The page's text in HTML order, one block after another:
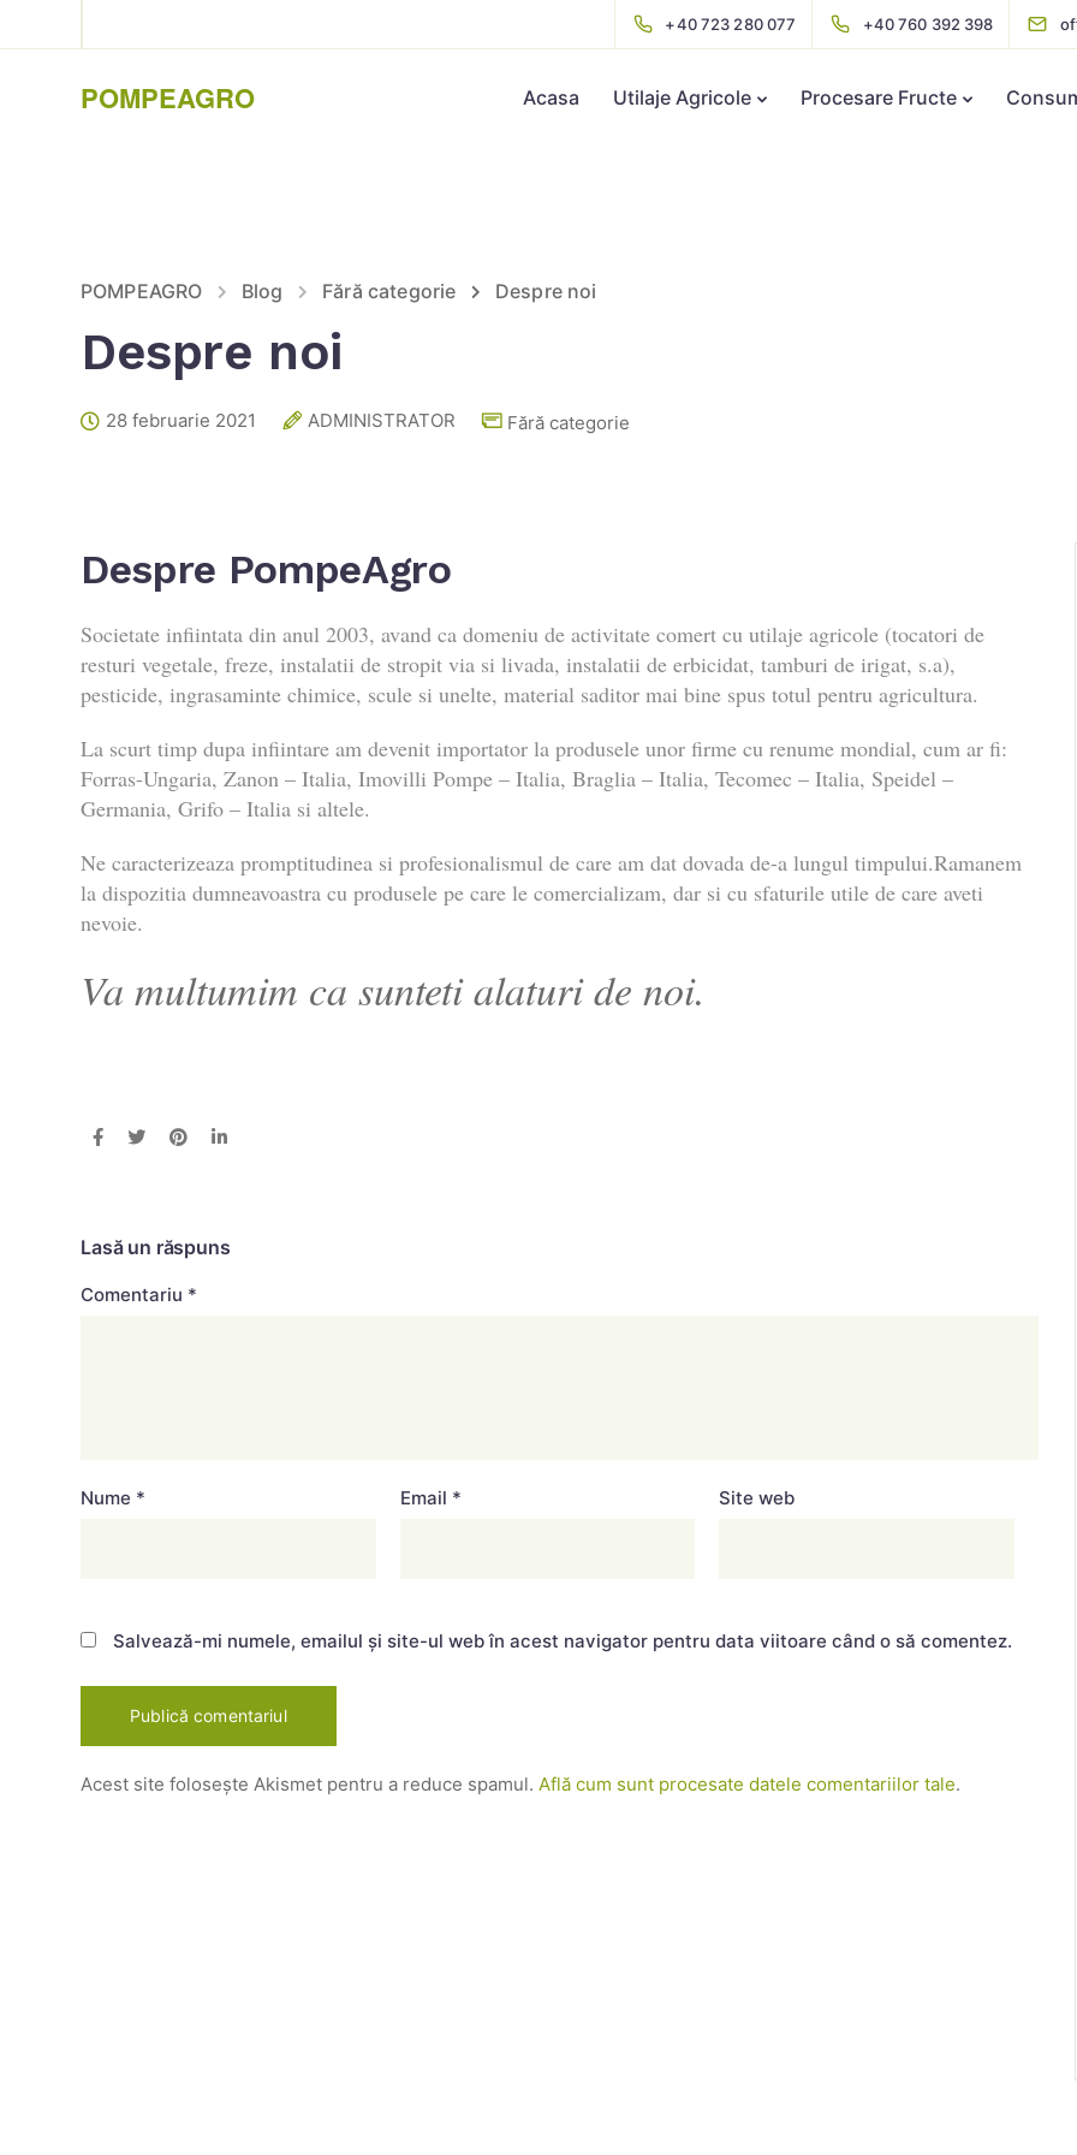
+40 723 280 077 +40 760 392 398
POMPEAGRO Acasa Utilaje Agricole Procesare Fructe
POMPEAGRO Blog Fără categorie Despre noi
Despre noi
28 februarie 2021 ADMINISTRATOR Fără categorie
Despre PompeAgro
Societate infiintata din anul 2003, avand ca domeniu de activitate comert cu utilaje agricole (tocatori de
resturi vegetale, freze, instalatii de stropit via si livada, instalatii de erbicidat, tamburi de irigat, s.a),
pesticide, ingrasaminte chimice, scule si unelte, material saditor mai bine spus totul pentru agricultura.
La scurt timp dupa infiintare am devenit importator la produsele unor firme cu renume mondial, cum ar fi:
Forras-Ungaria, Zanon – Italia, Imovilli Pompe – Italia, Braglia – Italia, Tecomec – Italia, Speidel –
Germania, Grifo – Italia si altele.
Ne caracterizeaza promptitudinea si profesionalismul de care am dat dovada de-a lungul timpului.Ramanem
la dispozitia dumneavoastra cu produsele pe care le comercializam, dar si cu sfaturile utile de care aveti
nevoie.
Va multumim ca sunteti alaturi de noi.
Lasă un răspuns
Comentariu *
Nume * Email * Site web
Salvează-mi numele, emailul și site-ul web în acest navigator pentru data viitoare când o să comentez.
Acest site folosește Akismet pentru a reduce spamul. Află cum sunt procesate datele comentariilor tale.